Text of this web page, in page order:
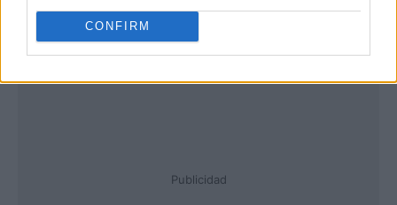
CONFIRM
Publicidad